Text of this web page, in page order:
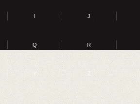
I J
Q R
Y Z